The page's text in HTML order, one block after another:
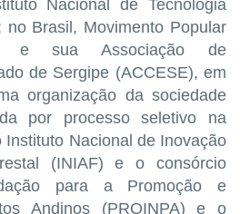
Nacional de Tecnologia
no Brasil, Movimento Popular
e sua Associação de
de Sergipe (ACCESE), em
organização da sociedade
por processo seletivo na
Nacional de Inovação
(INIAF) e o consórcio
para a Promoção e
Andinos (PROINPA) e o